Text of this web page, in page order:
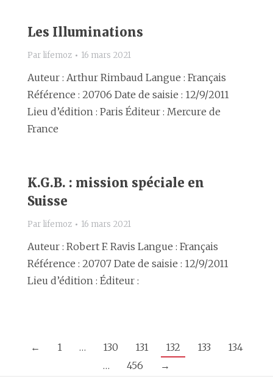
Les Illuminations
Par lifemoz 16 mars 2021
Auteur : Arthur Rimbaud Langue : Français
Référence : 20706 Date de saisie : 12/9/2011
Lieu d’édition : Paris Éditeur : Mercure de
France
K.G.B. : mission spéciale en
Suisse
Par lifemoz 16 mars 2021
Auteur : Robert F. Ravis Langue : Français
Référence : 20707 Date de saisie : 12/9/2011
Lieu d’édition : Éditeur :
← 1 … 130 131 132 133
134
…
456 →